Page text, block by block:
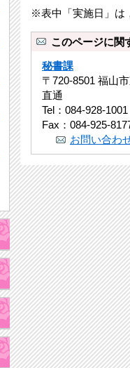
※表中「実施日」は
このページに関
秘書課
〒720-8501 福山
直通
Tel：084-928-1001
Fax：084-925-
お問い合わ